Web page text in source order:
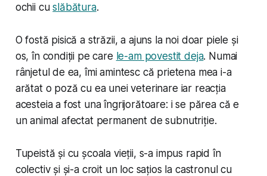
ochii cuslăbătura.
O fostă pisică a străzii, a ajuns la noi doar piele și
os, în condiții pe care le-am povestit deja. Numai
rânjetul de ea, îmi amintesc că prietena mea i-a
arătat o poză cu ea unei veterinare iar reacția
acesteia a fost una îngrijorătoare: i se părea că e
un animal afectat permanent de subnutriție.
Tupeistă și cu școala vieții, s-a impus rapid în
colectiv și și-a croit un loc sațios la castronul cu